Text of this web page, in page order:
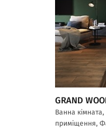
GRAND
Ванна
приміщення,